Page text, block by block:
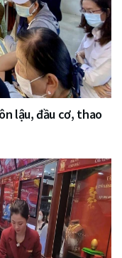
lậu, đầu cơ, thao